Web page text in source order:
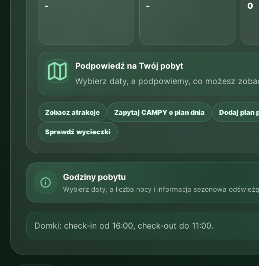
- - 0
Podpowiedź na Twój pobyt
Wybierz daty, a podpowiemy, co możesz
Zobacz atrakcje Zapytaj CAMPY o plan dnia Dodaj plan
Sprawdź wycieczki
Godziny pobytu
Wybierz daty, a liczba nocy i informacja sezonowa
Domki: check-in od 16:00, check-out do 11:00.